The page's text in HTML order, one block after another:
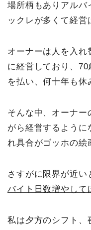
場所柄もありアルバ
ックレが多くて経営
オーナーは人を入れ
に経営しており、
を払い、何十年も休
そんな中、オーナー
がら経営するように
れ具合がゴッホの絵
さすがに限界が近い
バイト日数増やして
私は夕方のシフト、